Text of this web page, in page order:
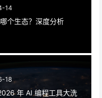
14
个生态？深度分析
18
年 AI 编程工具大洗